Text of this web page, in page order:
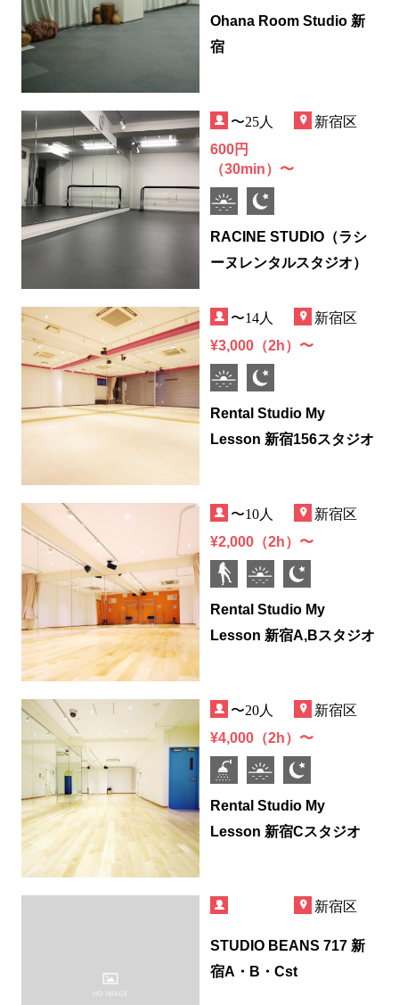
Ohana Room Studio 新
宿
〜25人 新宿区
600円
（30min）〜
RACINE STUDIO（ラシ
ーヌレンタルスタジオ）
〜14人 新宿区
¥3,000（2h）〜
Rental Studio My
Lesson 新宿156スタジオ
〜10人 新宿区
¥2,000（2h）〜
Rental Studio My
Lesson 新宿A,Bスタジオ
〜20人 新宿区
¥4,000（2h）〜
Rental Studio My
Lesson 新宿Cスタジオ
新宿区
STUDIO BEANS 717 新
宿A・B・Cst